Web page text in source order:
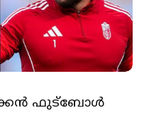
ഫുട്‌ബോള്‍